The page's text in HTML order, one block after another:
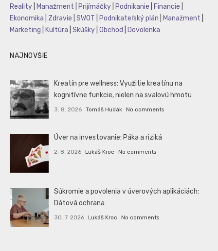
Reality
Manažment Prijímáčky Podnikanie Financie
Ekonomika
Zdravie SWOT Podnikateľský plán Manažment
Marketing
Kultúra Skúšky Obchod Dovolenka
NAJNOVŠIE
Kreatín pre wellness: Využitie kreatínu na
kognitívne funkcie, nielen na svalovú hmotu
3. 8. 2026 Tomáš Hudák No comments
Úver na investovanie: Páka a riziká
2. 8. 2026 Lukáš Kroc No comments
Súkromie a povolenia v úverových aplikáciách:
Dátová ochrana
30. 7. 2026 Lukáš Kroc No comments